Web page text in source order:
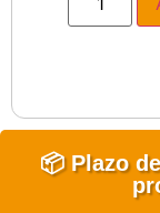
📦 Plazo